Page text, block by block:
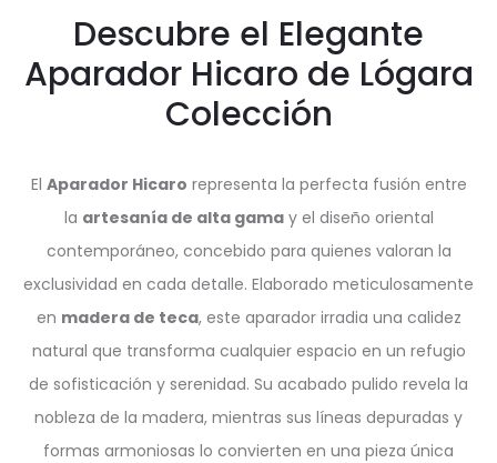
Descubre el Elegante
Aparador Hicaro de Lógara
Colección
El Aparador Hicaro representa la perfecta fusión entre
la artesanía de alta gamay el diseño oriental
contemporáneo, concebido para quienes valoran la
exclusividad en cada detalle. Elaborado meticulosamente
en madera de teca, este aparador irradia una calidez
natural que transforma cualquier espacio en un refugio
de sofisticación y serenidad. Su acabado pulido revela la
nobleza de la madera, mientras sus líneas depuradas y
formas armoniosas lo convierten en una pieza única